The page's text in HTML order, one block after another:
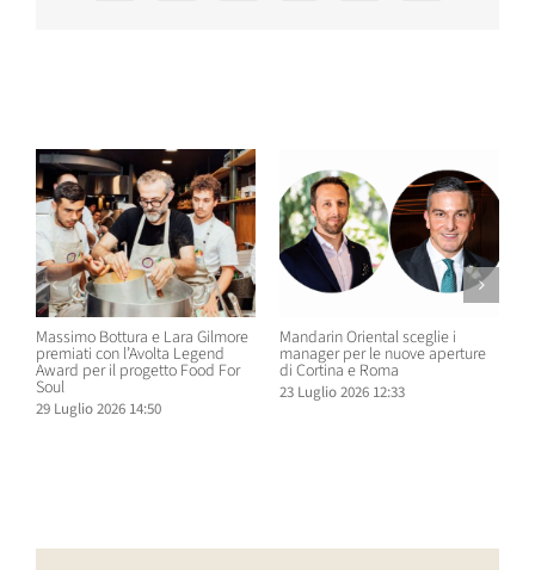
Massimo Bottura e Lara Gilmore
premiati con l’Avolta Legend
Award per il progetto Food For
Soul
29 Luglio 2026 14:50
Mandarin Oriental sceglie i
manager per le nuove aperture
di Cortina e Roma
23 Luglio 2026 12:33